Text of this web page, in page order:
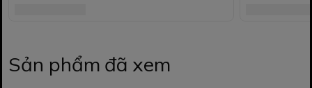
Sản phẩm đã xem